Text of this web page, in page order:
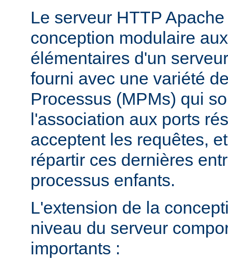
Le serveur HTTP
conception modulaire
élémentaires d'un
fourni avec une variété
Processus (MPMs) qui
l'association aux ports
acceptent les requêtes,
répartir ces dernières
processus enfants.
L'extension de la
niveau du serveur
importants :